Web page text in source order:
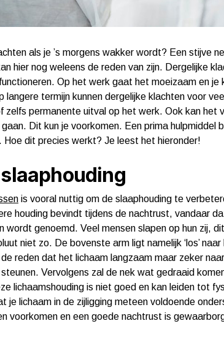
als je ’s morgens wakker wordt? Een stijve
hier nog weleens de reden van zijn. Dergelijke
Op het werk gaat het moeizaam en je
langere termijn kunnen dergelijke klachten voor
zelfs permanente uitval op het werk. Ook kan het
Dit kun je voorkomen. Een prima hulpmiddel
Hoe dit precies werkt? Je leest het hieronder!
is vooral nuttig om de slaaphouding te
houding bevindt tijdens de nachtrust, vandaar
wordt genoemd. Veel mensen slapen op hun zij,
niet zo. De bovenste arm ligt namelijk ‘los’
reden dat het lichaam langzaam maar zeker
Vervolgens zal de nek wat gedraaid
lichaamshouding is niet goed en kan leiden tot
je lichaam in de zijligging meteen voldoende
voorkomen en een goede nachtrust is